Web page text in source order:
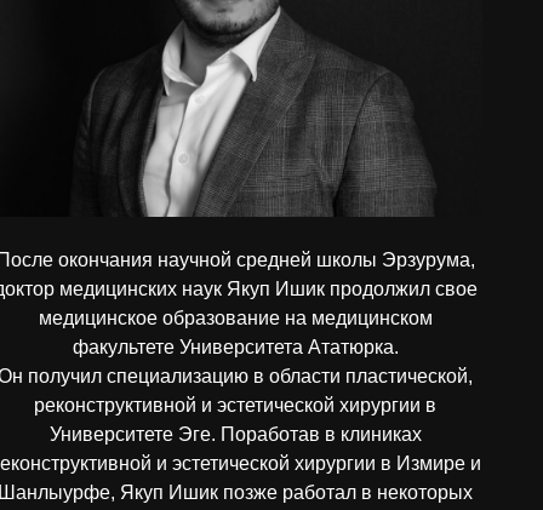
окончания научной средней школы Эрзурума,
медицинских наук Якуп Ишик продолжил свое
медицинское образование на медицинском
факультете Университета Ататюрка.
получил специализацию в области пластической,
реконструктивной и эстетической хирургии в
Университете Эге. Поработав в клиниках
и эстетической хирургии в Измире и
Якуп Ишик позже работал в некоторых